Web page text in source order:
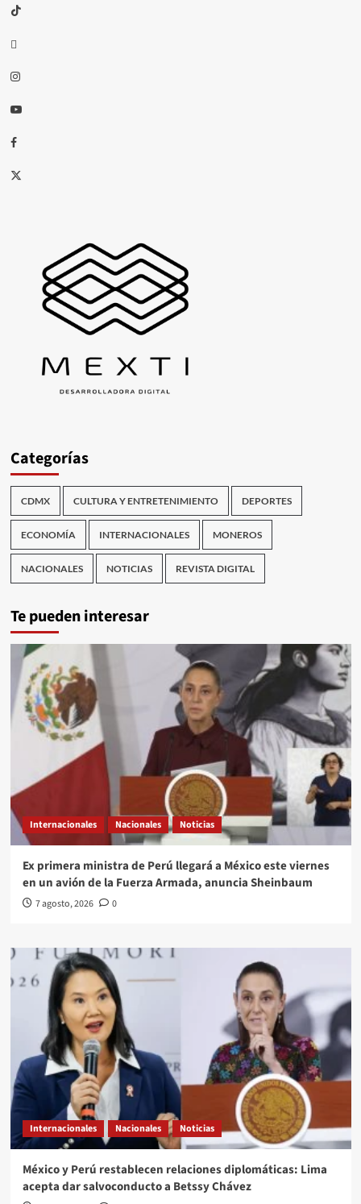
TikTok
threads
Instagram
Youtube
Facebook
X
Categorías
CDMX CULTURA Y ENTRETENIMIENTO DEPORTES
ECONOMÍA INTERNACIONALES MONEROS
NACIONALES NOTICIAS REVISTA DIGITAL
Te pueden interesar
Internacionales Nacionales Noticias
Ex primera ministra de Perú llegará a México este viernes
en un avión de la Fuerza Armada, anuncia Sheinbaum
7 agosto, 2026 0
Internacionales Nacionales Noticias
México y Perú restablecen relaciones diplomáticas: Lima
acepta dar salvoconducto a Betssy Chávez